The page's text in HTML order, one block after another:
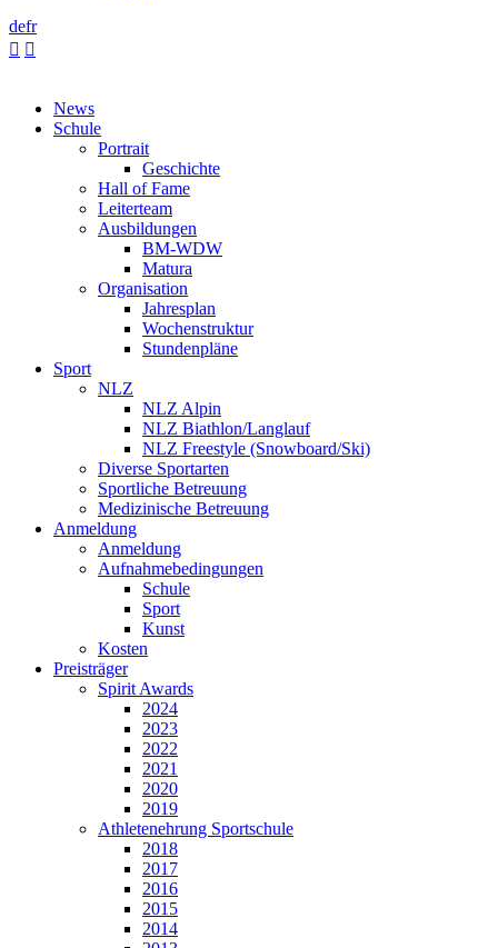
defr
 
News
Schule
Portrait
Geschichte
Hall of Fame
Leiterteam
Ausbildungen
BM-WDW
Matura
Organisation
Jahresplan
Wochenstruktur
Stundenpläne
Sport
NLZ
NLZ Alpin
NLZ Biathlon/Langlauf
NLZ Freestyle (Snowboard/Ski)
Diverse Sportarten
Sportliche Betreuung
Medizinische Betreuung
Anmeldung
Anmeldung
Aufnahmebedingungen
Schule
Sport
Kunst
Kosten
Preisträger
Spirit Awards
2024
2023
2022
2021
2020
2019
Athletenehrung Sportschule
2018
2017
2016
2015
2014